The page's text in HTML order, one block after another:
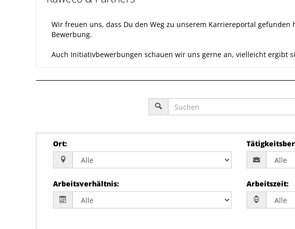
Wir freuen uns, dass Du den Weg zu unserem Karriereportal
Bewerbung.
Auch Initiativbewerbungen schauen wir uns gerne an, vielleicht ergibt
Ort:
Arbeitsverhältnis: Arbeitszeit: